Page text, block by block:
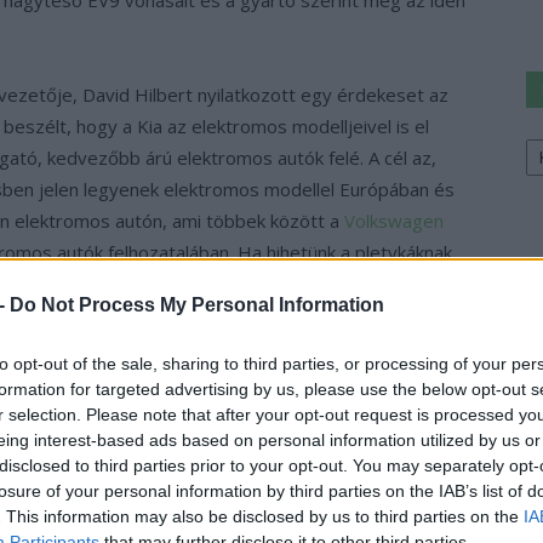
Do Not Process My Personal Information
opt-out of the sale, sharing to third parties, or processing of your
for targeted advertising by us, please use the below opt-out
selection. Please note that after your opt-out request is processed
interest-based ads based on personal information utilized by us
to third parties prior to your opt-out. You may separately
of your personal information by third parties on the IAB’s list of
This information may also be disclosed by us to third parties on the
David Hilbert nyilatkozott egy érdekeset az
hogy a Kia az elektromos modelljeivel is el
kedvezőbb árú elektromos autók felé. A cél az,
jelen legyenek elektromos modellel Európában és
elektromos autón, ami többek között a Volkswagen
autók felhozatalában. Ha hihetünk a pletykáknak
érkezhet meg a legolcsóbb Kia.
az Európában legnépszerűbb B-szegmensű
Mindkét új elektromos Kia az E-GMP
nem esett szó, a szlovákiai Kia gyár jó
2025 környékétől.
dob piacra világszerte, ebben nagy hangsúly lesz
hét évben közel egyharmadával növelje az